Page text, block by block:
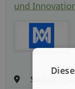
und
Sankt